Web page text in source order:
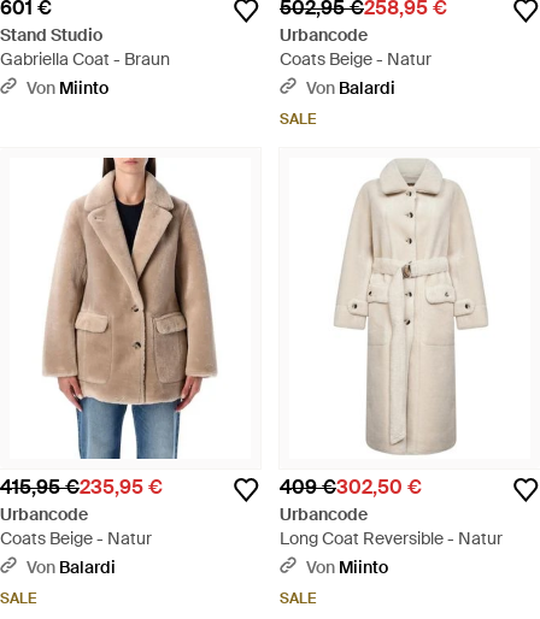
601 €
Stand Studio
Gabriella Coat - Braun
Von Miinto
502,95 €258,95 €
Urbancode
Coats Beige - Natur
Von Balardi
SALE
415,95 €235,95 €
Urbancode
Coats Beige - Natur
Von Balardi
SALE
409 €302,50 €
Urbancode
Long Coat Reversible - Natur
Von Miinto
SALE